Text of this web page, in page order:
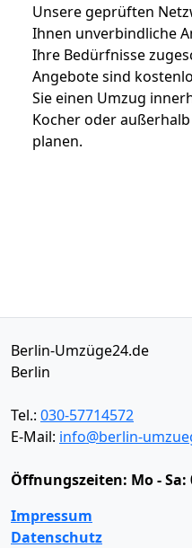
Unsere geprüften
Ihnen unverbindliche
Ihre Bedürfnisse
Angebote sind
Sie einen Umzug
Kocher oder
planen.
Berlin-Umzüge24.de
Berlin
Tel.: 030-57714572
E-Mail: info@berlin-
Öffnungszeiten: Mo - Sa:
Impressum
Datenschutz